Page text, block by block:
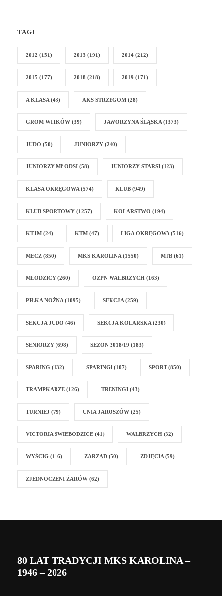
TAGI
2012 (151) 2013 (191) 2014 (212)
2015 (177) 2018 (218) 2019 (171)
A KLASA (43) AKS STRZEGOM (28)
GROM WITKÓW (39) JAWORZYNA ŚLĄSKA (1373)
JUDO (50) JUNIORZY (240)
JUNIORZY MŁODSI (58) JUNIORZY STARSI (123)
KLASA OKRĘGOWA (574) KLUB (949)
KLUB SPORTOWY (1257) KOLARSTWO (194)
KTJM (24) KTM (47) LIGA OKRĘGOWA (516)
MECZ (850) MKS KAROLINA (1550) MTB (61)
MŁODZICY (260) OZPN WAŁBRZYCH (163)
PIŁKA NOŻNA (1095) SEKCJA (259)
SEKCJA JUDO (46) SEKCJA KOLARSKA (230)
SENIORZY (698) SEZON 2018/19 (183)
SPARING (132) SPARINGI (107) SPORT(850)
TRAMPKARZE (126) TRENINGI (43)
TURNIEJ (79) UNIA JAROSZÓW (25)
VICTORIA ŚWIEBODZICE (41) WAŁBRZYCH (32)
WYŚCIG (116) ZARZĄD (50) ZDJĘCIA (59)
ZJEDNOCZENI ŻARÓW (62)
80 LAT TRADYCJI MKS KAROLINA –
1946 – 2026